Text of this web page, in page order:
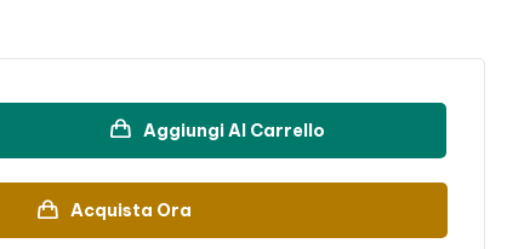
Aggiungi Al Carrello
Acquista Ora